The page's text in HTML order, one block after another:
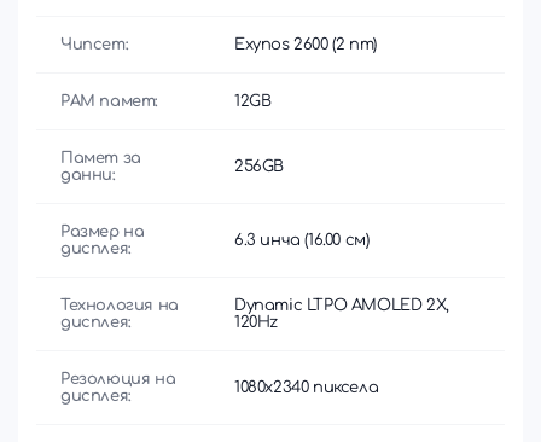
Чипсет: Exynos 2600 (2 nm)
РАМ памет: 12GB
Памет за
данни:
256GB
Размер на
дисплея:
6.3 инча (16.00 см)
Технология на
дисплея:
Dynamic LTPO AMOLED 2X,
120Hz
Резолюция на
дисплея:
1080x2340 пиксела